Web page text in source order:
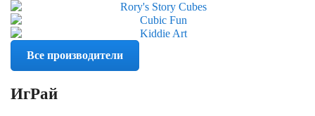
Все производители
ИгРай